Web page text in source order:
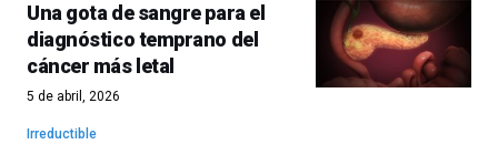
Una gota de sangre para el
diagnóstico temprano del
cáncer más letal
5 de abril, 2026
Irreductible